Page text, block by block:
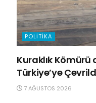
POLITIKA
Kuraklık Kömürü
Türkiye’ye
7 AĞUSTOS 2026